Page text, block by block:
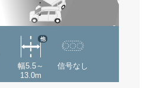
幅5.5～
13.0m
他
信号なし